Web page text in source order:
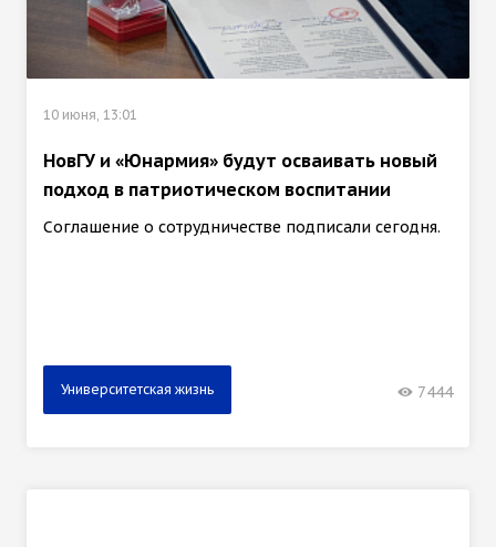
10 июня, 13:01
НовГУ и «Юнармия» будут осваивать новый
подход в патриотическом воспитании
Соглашение о сотрудничестве подписали сегодня.
Университетская жизнь 7444